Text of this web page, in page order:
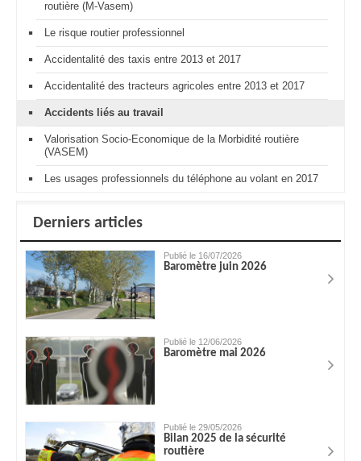
routière (M-Vasem)
Le risque routier professionnel
Accidentalité des taxis entre 2013 et 2017
Accidentalité des tracteurs agricoles entre 2013 et 2017
Accidents liés au travail
Valorisation Socio-Economique de la Morbidité routière
(VASEM)
Les usages professionnels du téléphone au volant en 2017
Derniers articles
Publié le 16/07/2026
Baromètre juin 2026
Publié le 12/06/2026
Baromètre mai 2026
Publié le 29/05/2026
Bilan 2025 de la sécurité
routière